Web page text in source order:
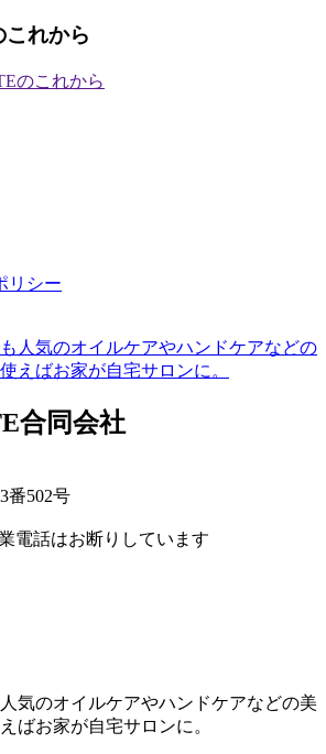
れから
リシー
合同会社
番502号
電話はお断りしています
気のオイルケアやハンドケアなどの美
ばお家が自宅サロンに。